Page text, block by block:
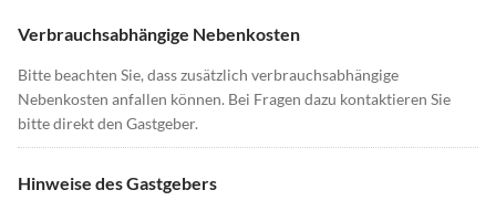
Verbrauchsabhängige Nebenkosten
Bitte beachten Sie, dass zusätzlich verbrauchsabhängige
Nebenkosten anfallen können. Bei Fragen dazu kontaktieren Sie
bitte direkt den Gastgeber.
Hinweise des Gastgebers